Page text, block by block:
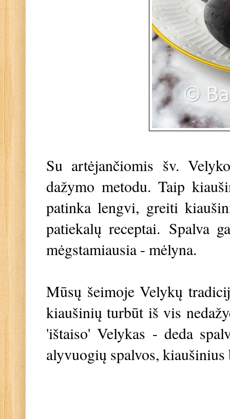
Su artėjančiomis šv.
dažymo metodu. Taip
patinka lengvi, greiti
patiekalų receptai. Spalva
mėgstamiausia - mėlyna.
Mūsų šeimoje Velykų
kiaušinių turbūt iš vis
'ištaiso' Velykas - deda
alyvuogių spalvos,